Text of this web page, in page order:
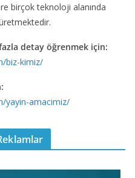
birçok teknoloji alanında
detay öğrenmek için:
biz-kimiz/
yayin-amacimiz/